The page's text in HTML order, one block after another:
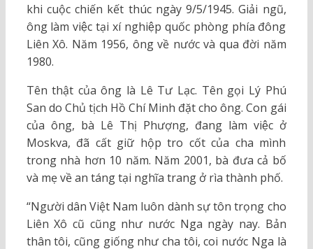
khi cuộc chiến kết thúc ngày 9/5/1945. Giải ngũ,
ông làm việc tại xí nghiệp quốc phòng phía đông
Liên Xô. Năm 1956, ông về nước và qua đời năm
1980.
Tên thật của ông là Lê Tư Lạc. Tên gọi Lý Phú
San do Chủ tịch Hồ Chí Minh đặt cho ông. Con gái
của ông, bà Lê Thị Phượng, đang làm việc ở
Moskva, đã cất giữ hộp tro cốt của cha mình
trong nhà hơn 10 năm. Năm 2001, bà đưa cả bố
và mẹ về an táng tại nghĩa trang ở rìa thành phố.
“Người dân Việt Nam luôn dành sự tôn trọng cho
Liên Xô cũ cũng như nước Nga ngày nay. Bản
thân tôi, cũng giống như cha tôi, coi nước Nga là